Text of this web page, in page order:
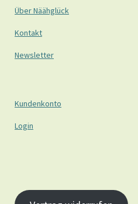
Über Näähglück
Kontakt
Newsletter
Kundenkonto
Login